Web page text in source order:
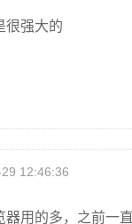
很强大的
12:46:36
用的多，之前一